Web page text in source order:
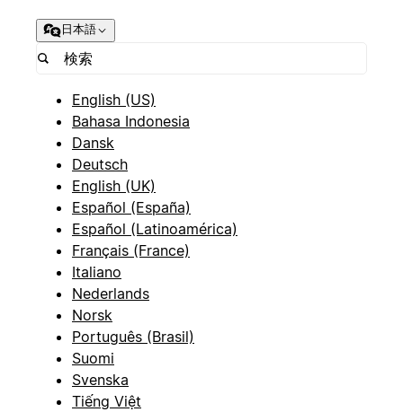
日本語
English (US)
Bahasa Indonesia
Dansk
Deutsch
English (UK)
Español (España)
Español (Latinoamérica)
Français (France)
Italiano
Nederlands
Norsk
Português (Brasil)
Suomi
Svenska
Tiếng Việt